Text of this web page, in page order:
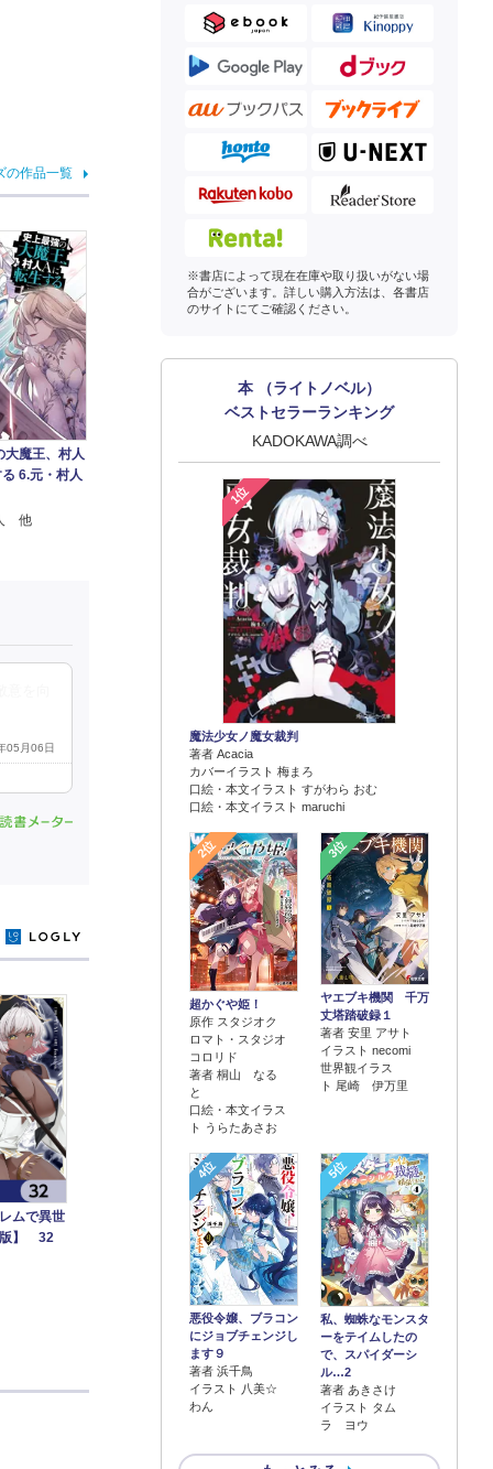
の作品一覧
大魔王、村人
6.元・村人
他
05月06日
※書店によって現在在庫や取り扱いがない場
合がございます。詳しい購入方法は、各書店
のサイトにてご確認ください。
本 （ライトノベル）
ベストセラーランキング
KADOKAWA調べ
1位
魔法少女ノ魔女裁判
著者 Acacia
カバーイラスト 梅まろ
口絵・本文イラスト すがわら おむ
口絵・本文イラスト maruchi
2位
超かぐや姫！
原作 スタジオク
ロマト・スタジオ
コロリド
著者 桐山 なる
と
口絵・本文イラス
ト うらたあさお
3位
ヤエブキ機関 千万
丈塔踏破録１
著者 安里 アサト
イラスト necomi
世界観イラス
ト 尾崎 伊万里
4位
悪役令嬢、ブラコン
にジョブチェンジし
ます９
著者 浜千鳥
イラスト 八美☆
わん
5位
私、蜘蛛なモンスタ
ーをテイムしたの
で、スパイダーシ
ル…2
著者 あきさけ
イラスト タム
ラ ヨウ
ムで異世
版】 32